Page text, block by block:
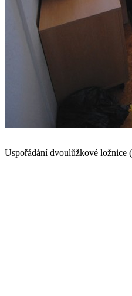
Uspořádání dvoulůžkové ložnice